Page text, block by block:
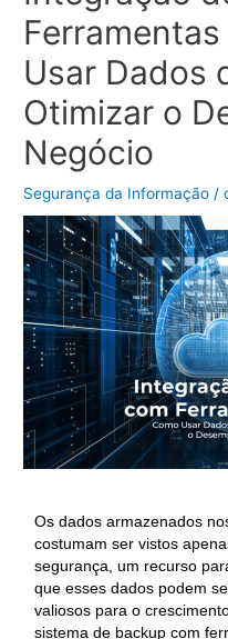
Usar Dados
Otimizar o
Negócio
Segurança da Informação /
Os dados armazenados
costumam ser vistos
segurança, um recurso
que esses dados podem
valiosos para o
sistema de backup com